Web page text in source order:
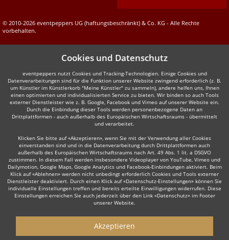
© 2010-2026 eventpeppers UG (haftungsbeschränkt) & Co. KG - Alle Rechte
vorbehalten.
Cookies und Datenschutz
eventpeppers nutzt Cookies und Tracking-Technologien. Einige Cookies und
Datenverarbeitungen sind für die Funktion unserer Website zwingend erforderlich (z. B.
um Künstler im Künstlerkorb "Meine Künstler" zu sammeln), andere helfen uns, Ihnen
einen optimierten und individualisierten Service zu bieten. Wir binden so auch Tools
externer Dienstleister wie z. B. Google, Facebook und Vimeo auf unserer Website ein.
Durch die Einbindung dieser Tools werden personenbezogene Daten an
Drittplattformen - auch außerhalb des Europäischen Wirtschaftsraums - übermittelt
und verarbeitet.
Klicken Sie bitte auf «Akzeptieren», wenn Sie mit der Verwendung aller Cookies
einverstanden sind und in die Datenverarbeitung durch Drittplattformen auch
außerhalb des Europäischen Wirtschaftsraums nach Art. 49 Abs. 1 lit. a DSGVO
zustimmen. In diesem Fall werden insbesondere Videoplayer von YouTube, Vimeo und
Dailymotion, Google Maps, Google Analytics und Facebook-Einbindungen aktiviert. Beim
Klick auf «Ablehnen» werden nicht unbedingt erforderlich Cookies und Tools externer
Dienstleister deaktiviert. Durch einen Klick auf «Datenschutz-Einstellungen» können Sie
individuelle Einstellungen treffen und bereits erteilte Einwilligungen widerrufen. Diese
Einstellungen erreichen Sie auch jederzeit über den Link «Datenschutz» im Footer
unserer Website.
Akzeptieren